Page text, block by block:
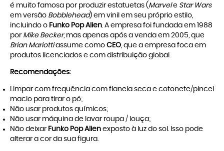
é muito famosa por produzir estatuetas (Marvele Star Wars
em versão Bobblehead) em vinil em seu próprio estilo,
incluindo o Funko Pop Alien. A empresa foi fundada em 1988
por Mike Becker, mas apenas após a venda em 2005, que
Brian Mariottiassume como CEO, que a empresa foca em
produtos licenciados e com distribuição global.
Recomendações:
Limpar com frequência com flanela seca e cotonete/pincel
macio para tirar o pó;
Não usar produtos químicos;
Não usar máquina de lavar roupa / louça;
Não deixar Funko Pop Alien exposto à luz do sol. Isso pode
alterar a cor da sua figura.